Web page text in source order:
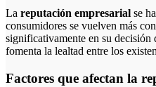
La reputación empresarial se
consumidores se vuelven más
significativamente en su decisión
fomenta la lealtad entre los
Factores que afectan la